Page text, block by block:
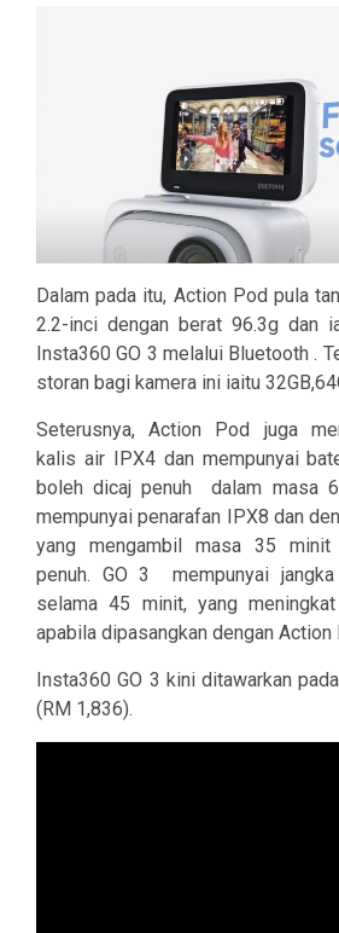
Dalam pada itu, Action Pod pula
2.2-inci dengan berat 96.3g dan
Insta360 GO 3 melalui Bluetooth .
storan bagi kamera ini iaitu
Seterusnya, Action Pod juga
kalis air IPX4 dan mempunyai
boleh dicaj penuh
dalam masa
mempunyai penarafan IPX8 dan
yang mengambil masa 35 minit
penuh. GO 3
mempunyai
selama 45 minit, yang
apabila dipasangkan dengan Action
Insta360 GO 3 kini ditawarkan
(RM 1,836).